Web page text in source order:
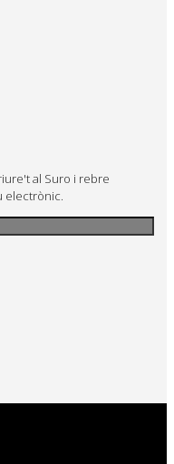
al Suro i rebre
electrònic.